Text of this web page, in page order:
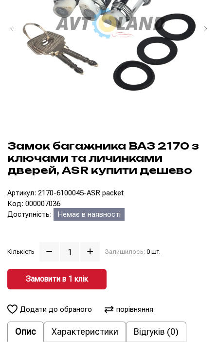
Замок багажника ВАЗ 2170 з
ключами та личинками
дверей, ASR купити дешево
Артикул: 2170-6100045-ASR packet
Код: 000007036
Доступність:
Немає в наявності
Кількість Залишилось: 0 шт.
Замовити в 1 клiк
Додати до обраного порівняння
Опис Характеристики Відгуків (0)